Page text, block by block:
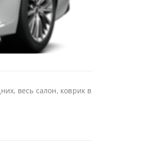
весь салон, коврик в